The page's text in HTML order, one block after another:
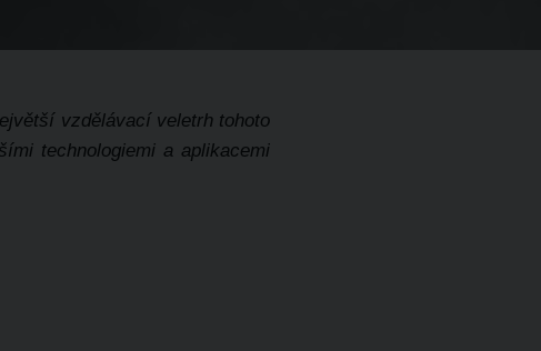
vzdělávací veletrh tohoto
technologiemi a aplikacemi